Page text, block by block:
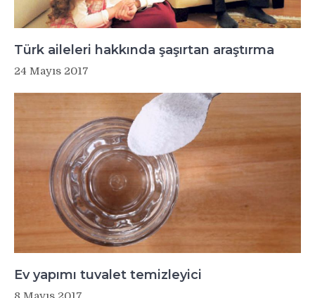
Türk aileleri hakkında şaşırtan araştırma
24 Mayıs 2017
Ev yapımı tuvalet temizleyici